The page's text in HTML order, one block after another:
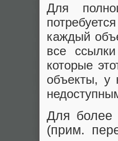
Для
каждый
все
которые
объекты, у
Для более
(прим.